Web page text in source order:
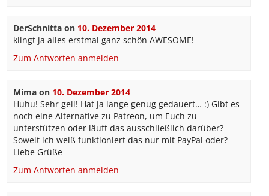
DerSchnittaon 10. Dezember 2014
klingt ja alles erstmal ganz schön AWESOME!
Zum Antworten anmelden
Mimaon 10. Dezember 2014
Huhu! Sehr geil! Hat ja lange genug gedauert… :) Gibt es
noch eine Alternative zu Patreon, um Euch zu
unterstützen oder läuft das ausschließlich darüber?
Soweit ich weiß funktioniert das nur mit PayPal oder?
Liebe Grüße
Zum Antworten anmelden